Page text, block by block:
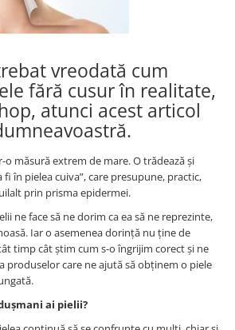
vreodată cum
fără cusur în realitate,
atunci acest articol
o măsură extrem de mare. O trădează și
fi în pielea cuiva”, care presupune, practic,
prin prisma epidermei.
ne face să ne dorim ca ea să ne reprezinte,
Iar o asemenea dorință nu ține de
timp cât știm cum s-o îngrijim corect și ne
care ne ajută să obținem o piele
ai pielii?